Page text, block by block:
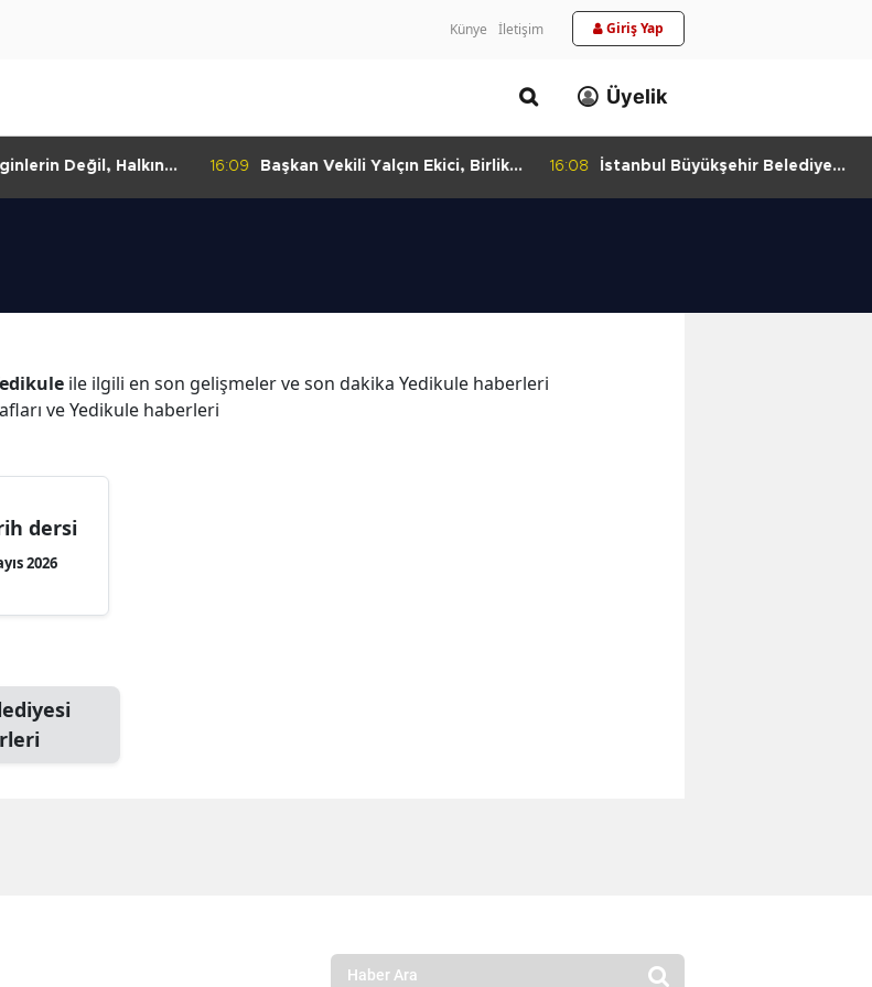
Künye İletişim Giriş Yap
Üyelik
Değil, Halkın
16:09
Başkan Vekili Yalçın Ekici, Birlikte
16:08
İstanbul Büyükşehir Belediye
ile ilgili en son gelişmeler ve son dakika Yedikule haberleri
ve Yedikule haberleri
dersi
2026